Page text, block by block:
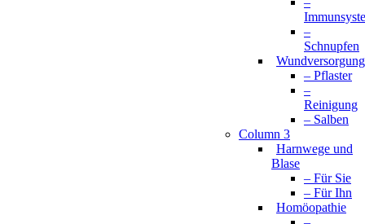
–
Schnupfen
Wundversorgung
– Pflaster
–
Reinigung
– Salben
Column 3
Harnwege und
Blase
– Für Sie
– Für Ihn
Homöopathie